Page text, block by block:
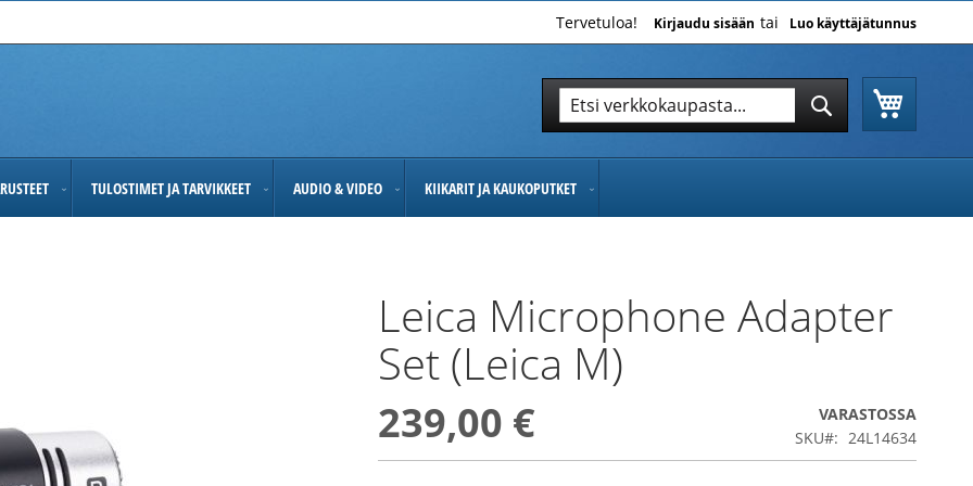
Tervetuloa! Kirjaudu sisään Luo käyttäjätunnus
Hae
TULOSTIMET JA TARVIKKEET AUDIO & VIDEO KIIKARIT JA KAUKOPUTKET
Leica Microphone Adapter
Set (Leica M)
239,00 €
VARASTOSSA
SKU
24L14634